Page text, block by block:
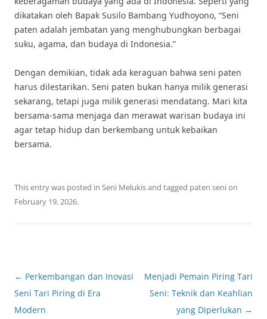
dikatakan oleh Bapak Susilo Bambang Yudhoyono, “Seni
paten adalah jembatan yang menghubungkan berbagai
suku, agama, dan budaya di Indonesia.”
Dengan demikian, tidak ada keraguan bahwa seni paten
harus dilestarikan. Seni paten bukan hanya milik generasi
sekarang, tetapi juga milik generasi mendatang. Mari kita
bersama-sama menjaga dan merawat warisan budaya ini
agar tetap hidup dan berkembang untuk kebaikan
bersama.
This entry was posted in Seni Melukisand tagged paten senion
February 19, 2026.
Post
navigation
← Perkembangan dan Inovasi
Seni Tari Piring di Era
Modern
Menjadi Pemain Piring Tari
Seni: Teknik dan Keahlian
yang Diperlukan →